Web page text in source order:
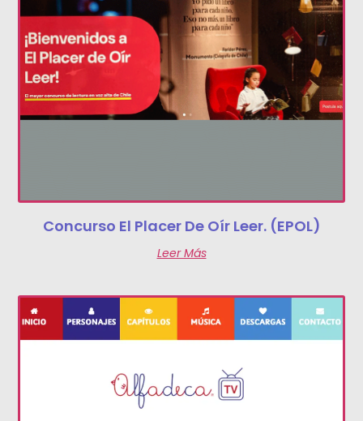
Concurso El Placer De Oír Leer. (EPOL)
Leer Más